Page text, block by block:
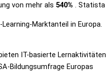
von mehr als 540% . Statista
Marktanteil in Europa.
IT-basierte Lernaktivitäten
Bildungsumfrage Europas